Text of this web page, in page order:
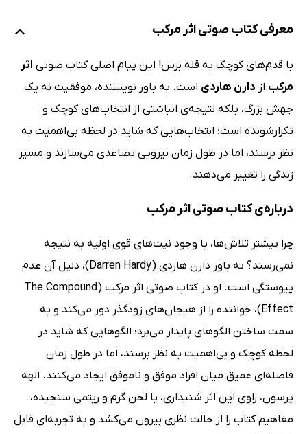
معرفی کتاب صوتی اثر مرکب
با قدم‌های کوچک به قله برس! این پیام اصلی کتاب صوتی اثر
مرکب از دارن هاردی است. به باور نویسنده، موفقیت نه یک
جهش بزرگ، بلکه نتیجه‌ی انباشتی از انتخاب‌های کوچک و
تکرارشونده است؛ انتخاب‌هایی که شاید در لحظه بی‌اهمیت به
نظر برسند، اما در طول زمان نیرویی تصاعدی می‌سازند و مسیر
زندگی را تغییر می‌دهند.
درباره‌ی کتاب صوتی اثر مرکب
چرا بیشتر تلاش‌ها، با وجود نیت‌های قوی اولیه به نتیجه
نمی‌رسند؟ به باور دارن هاردی (Darren Hardy)، دلیل آن عدم
پیوستگی است. او در کتاب صوتی اثر مرکب (The Compound
Effect)، خواننده را از هیجان‌های زودگذر دور می‌کند و به
سمت ساختن الگوهای پایدار می‌برد؛ الگوهایی که شاید در
لحظه کوچک و بی‌اهمیت به نظر برسند، اما در طول زمان
فاصله‌ای عمیق میان افراد موفق و ناموفق ایجاد می‌کنند. الهه
پرسون، راوی این اثر شنیداری، با لحن گرم و ریتمی سنجیده،
مفاهیم کتاب را از حالت نظری بیرون می‌کشد و به تجربه‌ای قابل